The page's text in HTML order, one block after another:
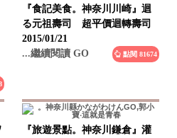
る元祖壽司 超平價迴轉壽司
2015/01/21
...繼續閱讀 GO
『旅遊景點。神奈川鎌倉』灌
籃高手熱血場景 江之電鎌倉